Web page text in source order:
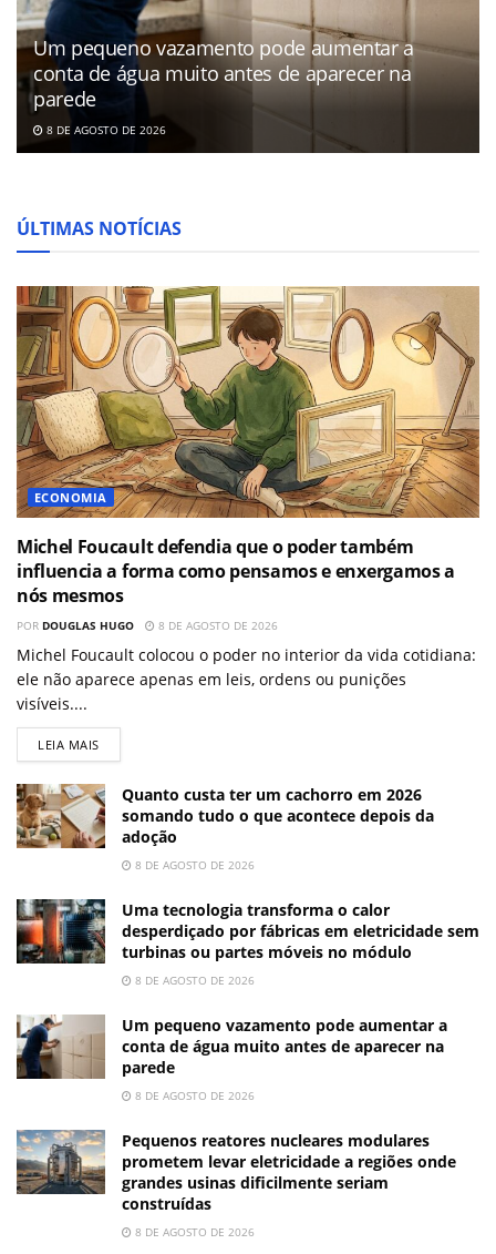
Um pequeno vazamento pode aumentar a
conta de água muito antes de aparecer na
parede
8 DE AGOSTO DE 2026
ÚLTIMAS NOTÍCIAS
ECONOMIA
Michel Foucault defendia que o poder também
influencia a forma como pensamos e enxergamos a
nós mesmos
POR DOUGLAS HUGO 8 DE AGOSTO DE 2026
Michel Foucault colocou o poder no interior da vida cotidiana:
ele não aparece apenas em leis, ordens ou punições
visíveis....
LEIA MAIS
Quanto custa ter um cachorro em 2026
somando tudo o que acontece depois da
adoção
8 DE AGOSTO DE 2026
Uma tecnologia transforma o calor
desperdiçado por fábricas em eletricidade sem
turbinas ou partes móveis no módulo
8 DE AGOSTO DE 2026
Um pequeno vazamento pode aumentar a
conta de água muito antes de aparecer na
parede
8 DE AGOSTO DE 2026
Pequenos reatores nucleares modulares
prometem levar eletricidade a regiões onde
grandes usinas dificilmente seriam
construídas
8 DE AGOSTO DE 2026